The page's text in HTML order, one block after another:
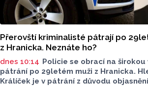
Přerovští kriminalisté pátrají po
z Hranicka. Neznáte ho?
dnes 10:14 Policie se obrací na
pátrání po 29letém muži z Hranicka.
Králíček je v pátrání z důvodu